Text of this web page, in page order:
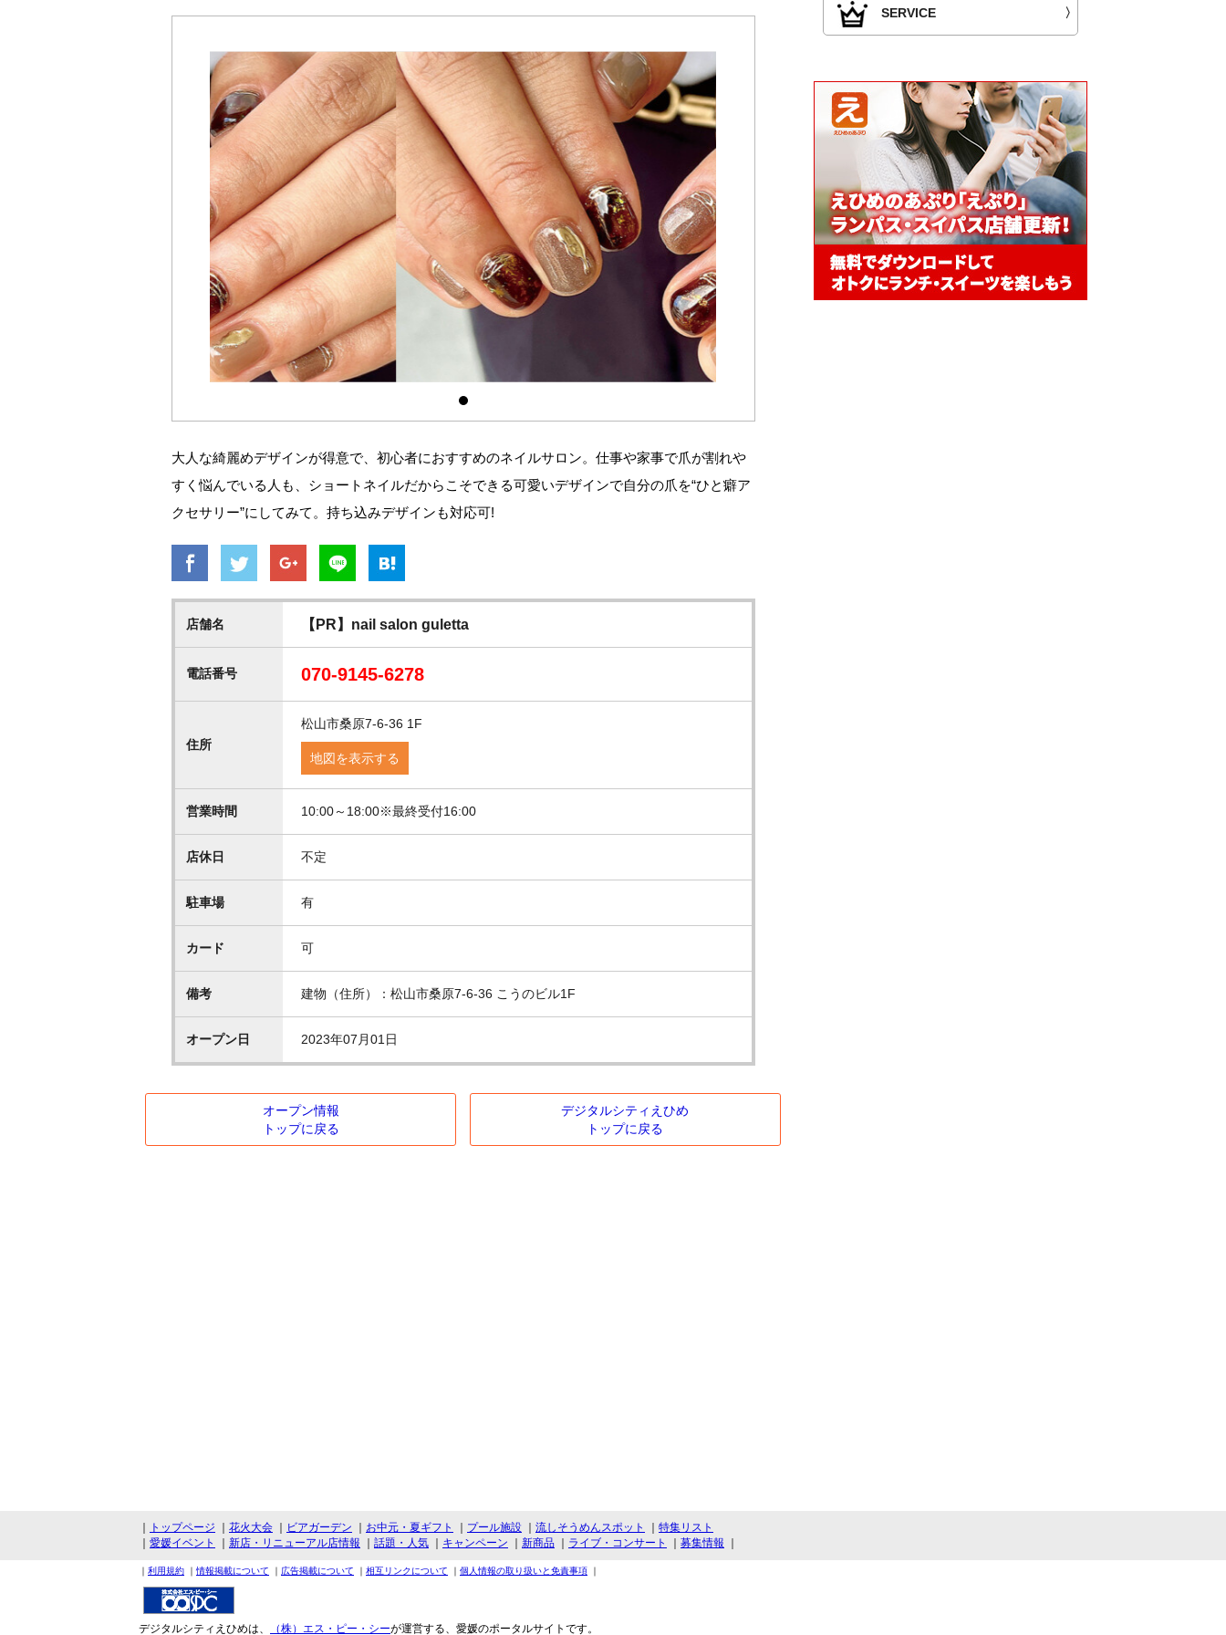
大人な綺麗めデザインが得意で、初心者におすすめのネイルサロン。仕事や家事で爪が割れや
すく悩んでいる人も、ショートネイルだからこそできる可愛いデザインで自分の爪を“ひと癖ア
クセサリー”にしてみて。持ち込みデザインも対応可!
店舗名 【PR】nail salon guletta
電話番号 070-9145-6278
住所
松山市桑原7-6-36 1F
地図を表示する
営業時間 10:00～18:00※最終受付16:00
店休日 不定
駐車場 有
カード 可
備考 建物（住所）：松山市桑原7-6-36 こうのビル1F
オープン日 2023年07月01日
オープン情報
トップに戻る
デジタルシティえひめ
トップに戻る
SERVICE 〉
トップページ 花火大会 ビアガーデン お中元・夏ギフト プール施設 流しそうめんスポット
特集リスト
愛媛イベント 新店・リニューアル店情報 話題・人気 キャンペーン 新商品 ライブ・コンサート 募集情報
｜ 利用規約 ｜ 情報掲載について ｜ 広告掲載について ｜ 相互リンクについて ｜ 個人情報の取り扱いと免責事項 ｜
デジタルシティえひめは、 （株）エス・ピー・シーが運営する、愛媛のポータルサイトです。